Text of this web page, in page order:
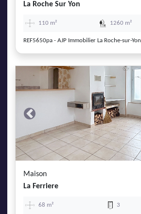
La Roche Sur Yon
110 m² 1260 m²
REF5650pa - AJP Immobilier La Roche-sur-Yon
Previous
Maison
La Ferriere
68 m² 3